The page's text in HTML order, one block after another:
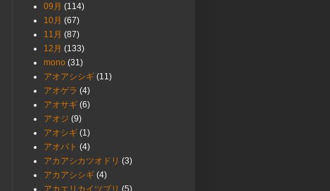
09月 (114)
10月 (67)
11月 (87)
12月 (133)
mono (31)
アオアシシギ (11)
アオゲラ (4)
アオサギ (6)
アオジ (9)
アオシギ (1)
アオバト (4)
アカアシカツオドリ (3)
アカアシシギ (4)
アカエリカイツブリ (5)